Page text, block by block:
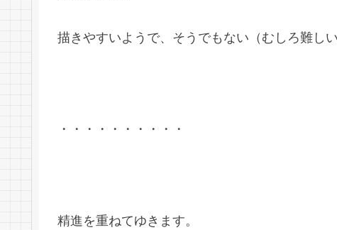
描きやすいようで、そうでもない（むしろ難し
・・・・・・・・・・
精進を重ねてゆきます。